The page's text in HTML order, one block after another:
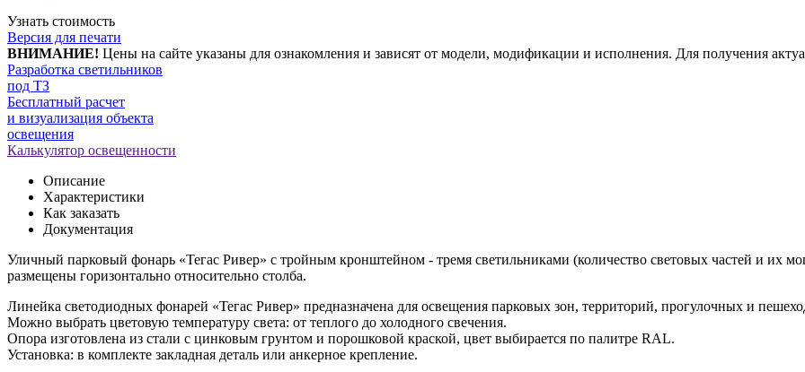
Узнать стоимость
Версия для печати
ВНИМАНИЕ! Цены на сайте указаны для ознакомления и зависят от модели, модификации и исполнения. Для получения
Разработка светильников
под ТЗ
Бесплатный расчет
и визуализация объекта
освещения
Калькулятор освещенности
Описание
Характеристики
Как заказать
Документация
Уличный парковый фонарь «Тегас Ривер» с тройным кронштейном - тремя светильниками (количество световых частей и их
размещены горизонтально относительно столба.
Линейка светодиодных фонарей «Тегас Ривер» предназначена для освещения парковых зон, территорий, прогулочных и
Можно выбрать цветовую температуру света: от теплого до холодного свечения.
Опора изготовлена из стали с цинковым грунтом и порошковой краской, цвет выбирается по палитре RAL.
Установка: в комплекте закладная деталь или анкерное крепление.